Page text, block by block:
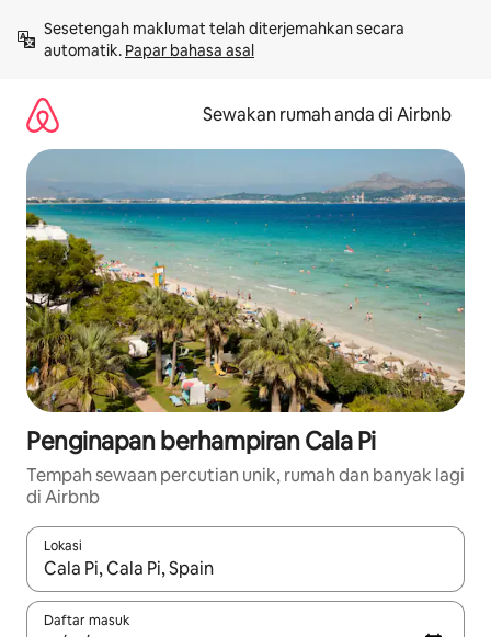
kandungan
Sesetengah maklumat telah diterjemahkan secara
automatik. Papar bahasa asal
Sewakan rumah anda di Airbnb
Penginapan berhampiran Cala Pi
Tempah sewaan percutian unik, rumah dan banyak lagi
di Airbnb
Lokasi
Apabila hasil tersedia, navigasi dengan kekunci anak panah
Daftar masuk